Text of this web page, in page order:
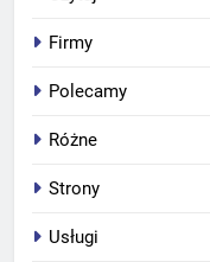
Firmy
Polecamy
Różne
Strony
Usługi